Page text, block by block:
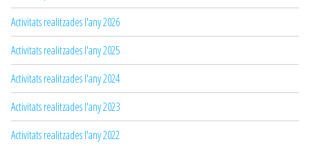
Activitats realitzades l'any 2026
Activitats realitzades l'any 2025
Activitats realitzades l'any 2024
Activitats realitzades l'any 2023
Activitats realitzades l'any 2022